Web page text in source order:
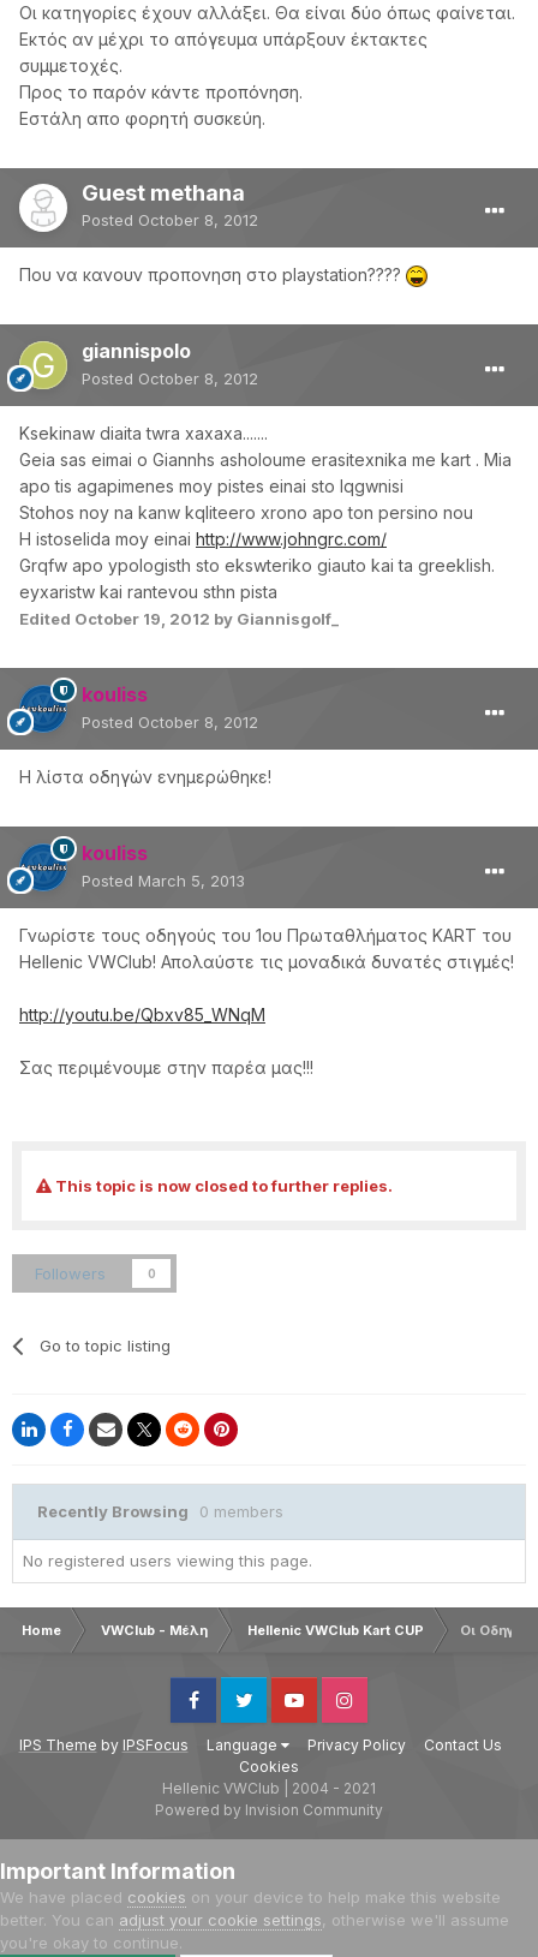
Οι κατηγορίες έχουν αλλάξει. Θα είναι δύο όπως φαίνεται.
Εκτός αν μέχρι το απόγευμα υπάρξουν έκτακτες
συμμετοχές.
Προς το παρόν κάντε προπόνηση.
Εστάλη απο φορητή συσκεύη.
Guest methana
Posted October 8, 2012
Που να κανουν προπονηση στο playstation????
giannispolo
Posted October 8, 2012
Ksekinaw diaita twra xaxaxa.......
Geia sas eimai o Giannhs asholoume erasitexnika me kart . Mia
apo tis agapimenes moy pistes einai sto lqgwnisi
Stohos noy na kanw kqliteero xrono apo ton persino nou
H istoselida moy einai http://www.johngrc.com/
Grqfw apo ypologisth sto ekswteriko giauto kai ta greeklish.
eyxaristw kai rantevou sthn pista
Edited October 19, 2012 by Giannisgolf_
kouliss
Posted October 8, 2012
Η λίστα οδηγών ενημερώθηκε!
kouliss
Posted March 5, 2013
Γνωρίστε τους οδηγούς του 1ου Πρωταθλήματος KART του
Hellenic VWClub! Απολαύστε τις μοναδικά δυνατές στιγμές!
http://youtu.be/Qbxv85_WNqM
Σας περιμένουμε στην παρέα μας!!!
This topic is now closed to further replies.
Followers 0
Go to topic listing
Recently Browsing 0 members
No registered users viewing this page.
Home VWClub - Μέλη Hellenic VWClub Kart CUP Οι Οδηγοί
IPS Theme by IPSFocus Language Privacy Policy
Contact Us
Cookies
FacebookTwitter YoutubeInstagram
Hellenic VWClub | 2004 - 2021
Powered by Invision Community
Important Information
We have placed cookies on your device to help make this website
better. You can adjust your cookie settings, otherwise we'll assume
you're okay to continue.